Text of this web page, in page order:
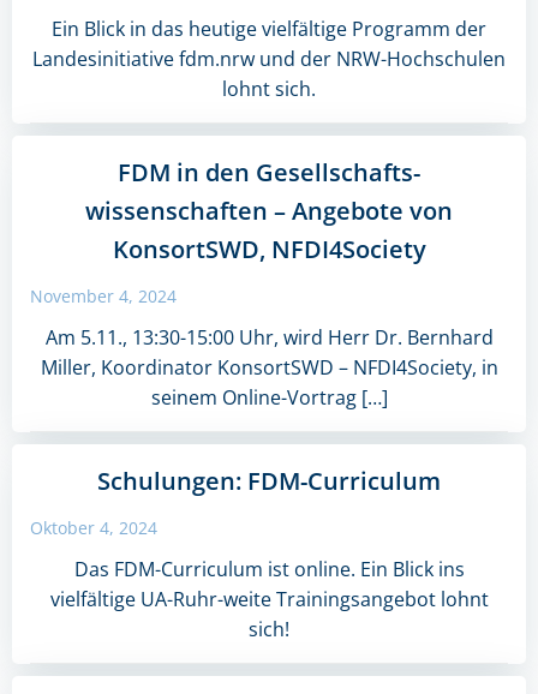
Ein Blick in das heutige vielfältige Programm der
Landesinitiative fdm.nrw und der NRW-Hochschulen
lohnt sich.
FDM in den Gesellschafts-
wissenschaften – Angebote von
KonsortSWD, NFDI4Society
November 4, 2024
Am 5.11., 13:30-15:00 Uhr, wird Herr Dr. Bernhard
Miller, Koordinator KonsortSWD – NFDI4Society, in
seinem Online-Vortrag […]
Schulungen: FDM-Curriculum
Oktober 4, 2024
Das FDM-Curriculum ist online. Ein Blick ins
vielfältige UA-Ruhr-weite Trainingsangebot lohnt
sich!